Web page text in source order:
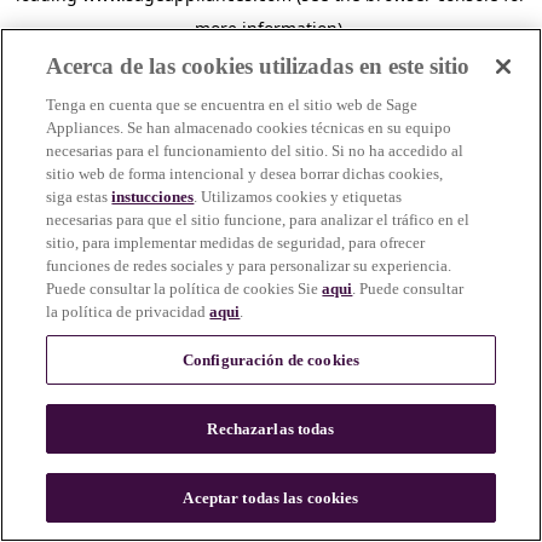
more information).
n
Acerca de las cookies utilizadas en este sitio
Tenga en cuenta que se encuentra en el sitio web de Sage
Appliances. Se han almacenado cookies técnicas en su equipo
necesarias para el funcionamiento del sitio. Si no ha accedido al
sitio web de forma intencional y desea borrar dichas cookies,
siga estasinstucciones. Utilizamos cookies y etiquetas
necesarias para que el sitio funcione, para analizar el tráfico en el
sitio, para implementar medidas de seguridad, para ofrecer
funciones de redes sociales y para personalizar su experiencia.
Puede consultar la política de cookies Sieaqui. Puede consultar
la política de privacidadaqui.
Configuración de cookies
Rechazarlas todas
Aceptar todas las cookies